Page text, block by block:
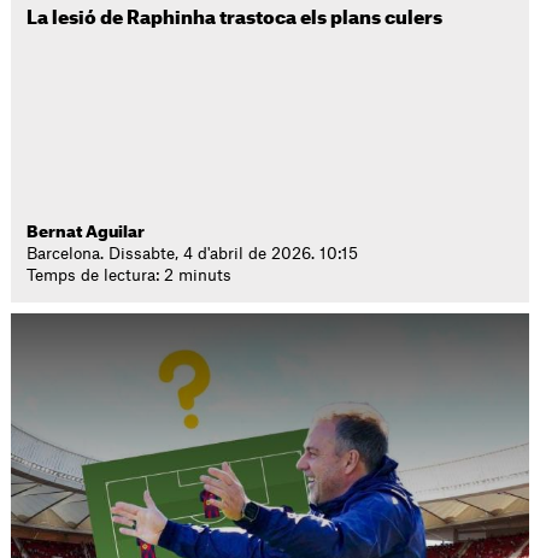
La lesió de Raphinha trastoca els plans culers
Bernat Aguilar
Barcelona. Dissabte, 4 d'abril de 2026. 10:15
Temps de lectura: 2 minuts